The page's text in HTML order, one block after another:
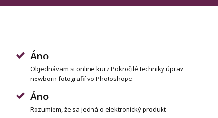
Áno
Objednávam si online kurz Pokročilé techniky úprav
newborn fotografií vo Photoshope
Áno
Rozumiem, že sa jedná o elektronický produkt